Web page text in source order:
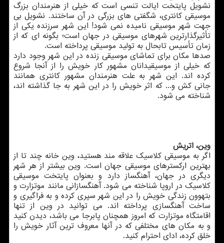
نشویل پایتخت ایالت تنسی است که خیلی از هنرمندان بزرگ
موسیقی کانتری، شگفتی های بزرگی در آن ساختند. نشویل بی
جهت شهر موسیقی نامیده نمی شود! این شهر سرزنده یکی از
تأثیرگذارترین شهرهای موسیقی در جهان است؛ بگونه ای که از
زمان تأسیس تابحال به تولید موسیقی پرداخته است.
صدها مکان برای تماشای موسیقی زنده در این شهر وجود دارد
که خیلی از موسیقیدانان مشهور کار خویش را از آنجا شروع
کرده اند. این شهر به علت هنرمندان مشهور کانتری همانند
جانی کش و... که اثر خویش را در این شهر به جا گذاشته اند،
شناخته می شود.
وین، اتریش
اگر به موسیقی کلاسیک علاقه مند هستید، وین خانه چند تا از
بهترین ارکسترهای موسیقی جهان است. وین بیشتر از هر شهر
دیگری در جهان، آهنگساز دارد و بعنوان پایتخت موسیقی
کلاسیک در اروپا شناخته می شود. آهنگسازانی مانند موتزارت و
بتهوون زندگی خویش را در این شهر سپری کرده و به فراگیری و
ساخت آهنگسازی پرداخته اند. می توانید در وین از تنها
اقامتگاه موتزارت که امروز همچنان پابرجا می باشد، دیدن کنید
و به مکان های مختلفی که در آنها معروف ترین آثار خویش را
خلق کرده، ادای احترام کنید.